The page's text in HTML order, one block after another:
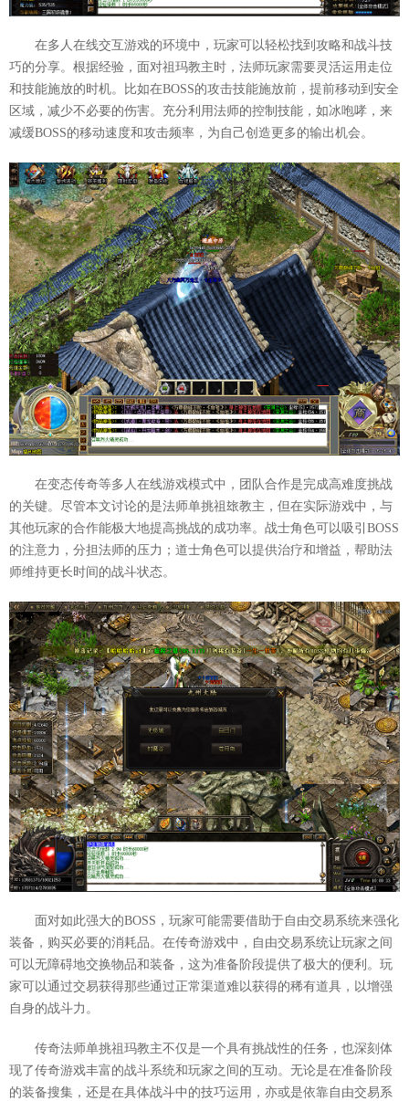
在多人在线交互游戏的环境中，玩家可以轻松找到攻略和战斗技
巧的分享。根据经验，面对祖玛教主时，法师玩家需要灵活运用走位
和技能施放的时机。比如在BOSS的攻击技能施放前，提前移动到安全
区域，减少不必要的伤害。充分利用法师的控制技能，如冰咆哮，来
减缓BOSS的移动速度和攻击频率，为自己创造更多的输出机会。
在变态传奇等多人在线游戏模式中，团队合作是完成高难度挑战
的关键。尽管本文讨论的是法师单挑祖玈教主，但在实际游戏中，与
其他玩家的合作能极大地提高挑战的成功率。战士角色可以吸引BOSS
的注意力，分担法师的压力；道士角色可以提供治疗和增益，帮助法
师维持更长时间的战斗状态。
面对如此强大的BOSS，玩家可能需要借助于自由交易系统来强化
装备，购买必要的消耗品。在传奇游戏中，自由交易系统让玩家之间
可以无障碍地交换物品和装备，这为准备阶段提供了极大的便利。玩
家可以通过交易获得那些通过正常渠道难以获得的稀有道具，以增强
自身的战斗力。
传奇法师单挑祖玛教主不仅是一个具有挑战性的任务，也深刻体
现了传奇游戏丰富的战斗系统和玩家之间的互动。无论是在准备阶段
的装备搜集，还是在具体战斗中的技巧运用，亦或是依靠自由交易系